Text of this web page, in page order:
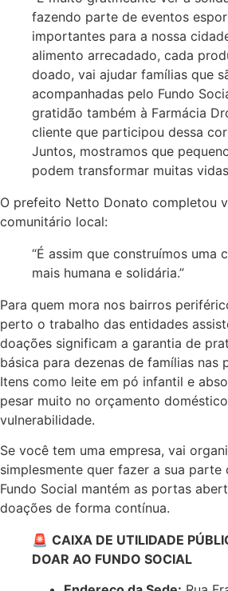
fazendo parte de eventos
importantes para a nossa
alimento arrecadado, cada
doado, vai ajudar famílias que
acompanhadas pelo Fundo
gratidão também à Farmácia
cliente que participou dessa
Juntos, mostramos que
podem transformar muitas
O prefeito Netto Donato completou
comunitário local:
“É assim que construímos uma
mais humana e solidária.”
Para quem mora nos bairros
perto o trabalho das entidades
doações significam a garantia de
básica para dezenas de famílias nas
Itens como leite em pó infantil e
pesar muito no orçamento
vulnerabilidade.
Se você tem uma empresa, vai
simplesmente quer fazer a sua parte
Fundo Social mantém as portas
doações de forma contínua.
🚨 CAIXA DE UTILIDADE
DOAR AO FUNDO SOCIAL